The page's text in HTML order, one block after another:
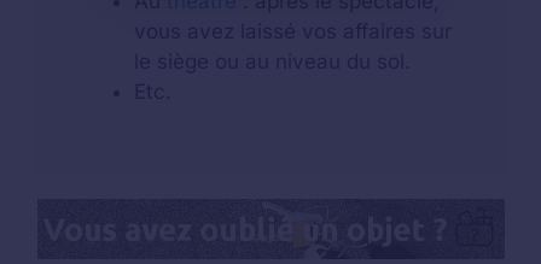
vous avez laissé vos affaires sur
le siège ou au niveau du sol.
Etc.